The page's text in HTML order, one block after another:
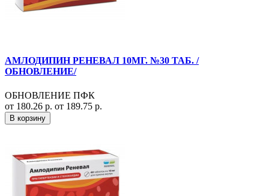
АМЛОДИПИН РЕНЕВАЛ 10МГ. №30 ТАБ. /
ОБНОВЛЕНИЕ/
ОБНОВЛЕНИЕ ПФК
от 180.26 р. от 189.75 р.
В корзину